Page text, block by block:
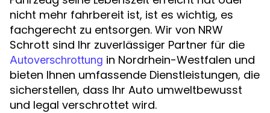
nicht mehr fahrbereit ist, ist es wichtig, es
fachgerecht zu entsorgen. Wir von NRW
Schrott sind Ihr zuverlässiger Partner für die
Autoverschrottung in Nordrhein-Westfalen und
bieten Ihnen umfassende Dienstleistungen, die
sicherstellen, dass Ihr Auto umweltbewusst
und legal verschrottet wird.